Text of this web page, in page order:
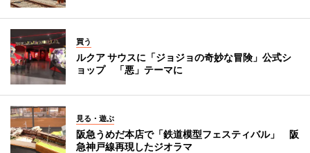
買う
ルクア サウスに「ジョジョの奇妙な冒険」公式シ
ョップ 「悪」テーマに
見る・遊ぶ
阪急うめだ本店で「鉄道模型フェスティバル」 阪
急神戸線再現したジオラマ